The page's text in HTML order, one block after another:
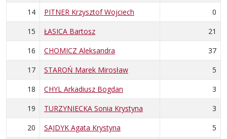
14
PITNER Krzysztof Wojciech
0
15
ŁASICA Bartosz
21
16
CHOMICZ Aleksandra
37
17
STAROŃ Marek Mirosław
5
18
CHYL Arkadiusz Bogdan
3
19
TURZYNIECKA Sonia Krystyna
3
20
SAJDYK Agata Krystyna
5